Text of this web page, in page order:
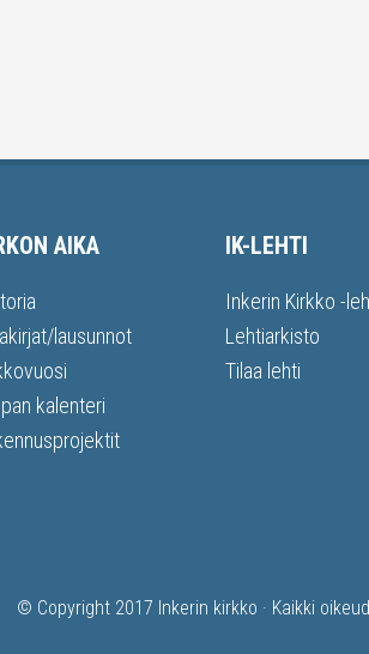
AIKA
lausunnot
kalenteri
IK-LEHTI
Inkerin Kirkko -
Lehtiarkisto
Tilaa lehti
© Copyright 2017 Inkerin kirkko · Kaikki